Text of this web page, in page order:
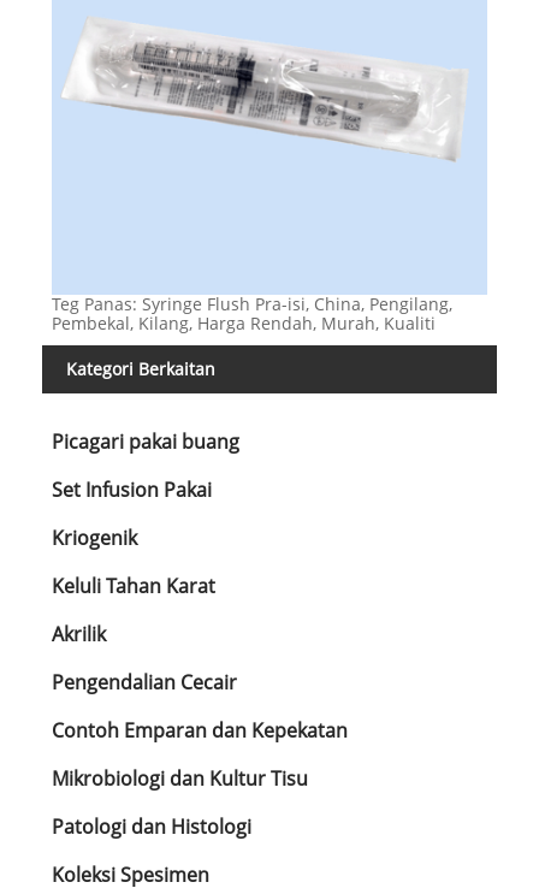
Teg Panas: Syringe Flush Pra-isi, China, Pengilang,
Pembekal, Kilang, Harga Rendah, Murah, Kualiti
Kategori Berkaitan
Picagari pakai buang
Set Infusion Pakai
Kriogenik
Keluli Tahan Karat
Akrilik
Pengendalian Cecair
Contoh Emparan dan Kepekatan
Mikrobiologi dan Kultur Tisu
Patologi dan Histologi
Koleksi Spesimen